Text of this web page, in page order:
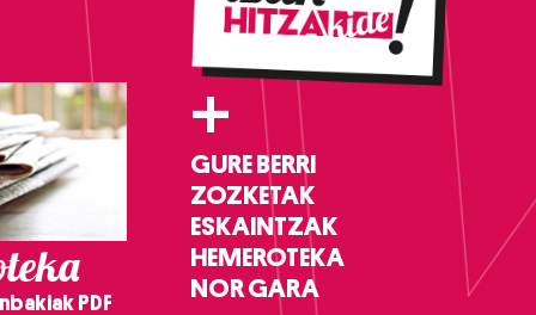
PDF
+
GURE BERRI
ZOZKETAK
ESKAINTZAK
HEMEROTEKA
NOR GARA